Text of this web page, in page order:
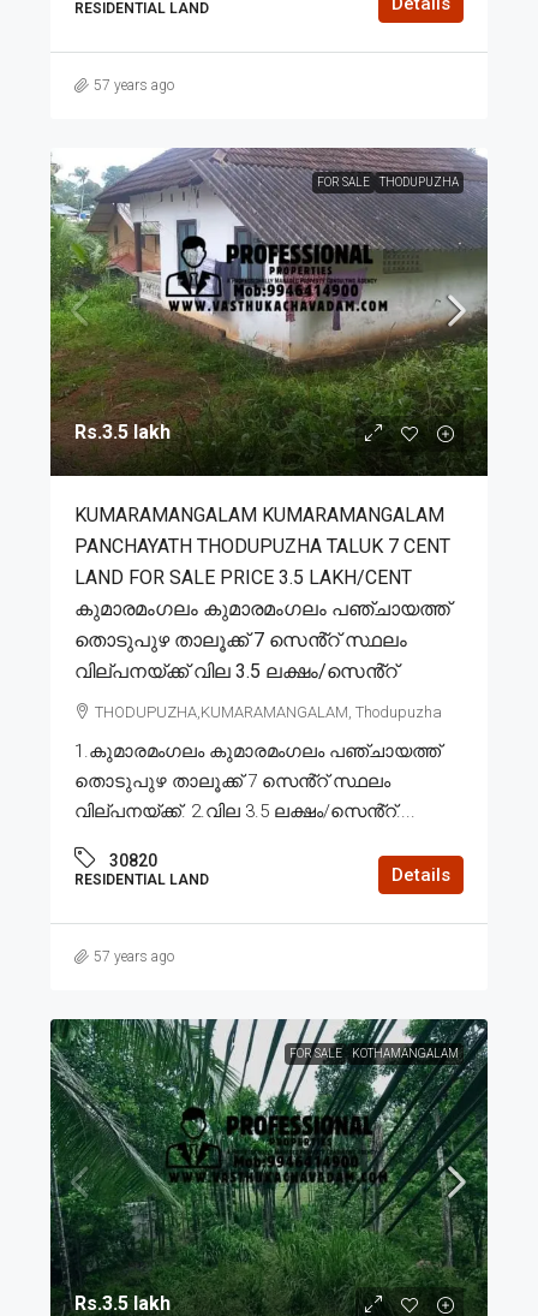
RESIDENTIAL LAND
57 years ago
FOR SALE THODUPUZHA
Rs.3.5 lakh
KUMARAMANGALAM KUMARAMANGALAM
PANCHAYATH THODUPUZHA TALUK 7 CENT
LAND FOR SALE PRICE 3.5 LAKH/CENT
കുമാരമംഗലം കുമാരമംഗലം പഞ്ചായത്ത്
തൊടുപുഴ താലൂക്ക് 7 സെൻ്റ് സ്ഥലം
വില്പനയ്ക്ക് വില 3.5 ലക്ഷം/സെൻ്റ്
THODUPUZHA,KUMARAMANGALAM, Thodupuzha
1.കുമാരമംഗലം കുമാരമംഗലം പഞ്ചായത്ത്
തൊടുപുഴ താലൂക്ക് 7 സെൻ്റ് സ്ഥലം
വില്പനയ്ക്ക്. 2.വില 3.5 ലക്ഷം/സെൻ്റ്....
30820
RESIDENTIAL LAND Details
57 years ago
FOR SALE KOTHAMANGALAM
Rs.3.5 lakh